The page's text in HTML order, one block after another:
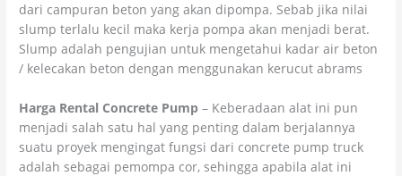
dari campuran beton yang akan dipompa. Sebab jika nilai
slump terlalu kecil maka kerja pompa akan menjadi berat.
Slump adalah pengujian untuk mengetahui kadar air beton
/ kelecakan beton dengan menggunakan kerucut abrams
Harga Rental Concrete Pump – Keberadaan alat ini pun
menjadi salah satu hal yang penting dalam berjalannya
suatu proyek mengingat fungsi dari concrete pump truck
adalah sebagai pemompa cor, sehingga apabila alat ini